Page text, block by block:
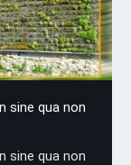
sine qua non
sine qua non